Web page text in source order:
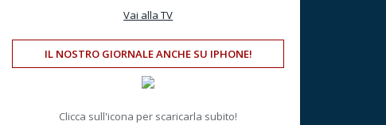
Vai alla TV
IL NOSTRO GIORNALE ANCHE SU IPHONE!
Clicca sull'icona per scaricarla subito!